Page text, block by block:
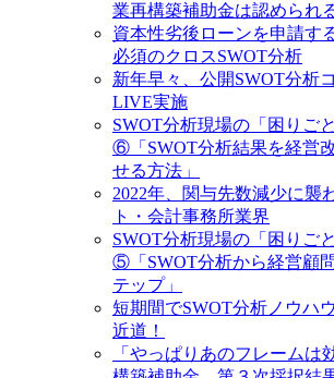
業再構築補助金は認められ
資本性劣後ローンを申請す
必須のクロスSWOT分析
新年早々、公開SWOT分析
LIVE実施
SWOT分析現場の「困りご
⑥「SWOT分析結果を経営
せる方法」
2022年、関与先数減少に襲
ト・会計事務所業界
SWOT分析現場の「困りご
⑤「SWOT分析から経営顧
テップ」
短期間でSWOT分析ノウハ
近道！
「やっぱりあのフレームは